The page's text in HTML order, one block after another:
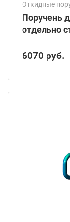
Откидные
Поручень
отдельно
6070 руб.